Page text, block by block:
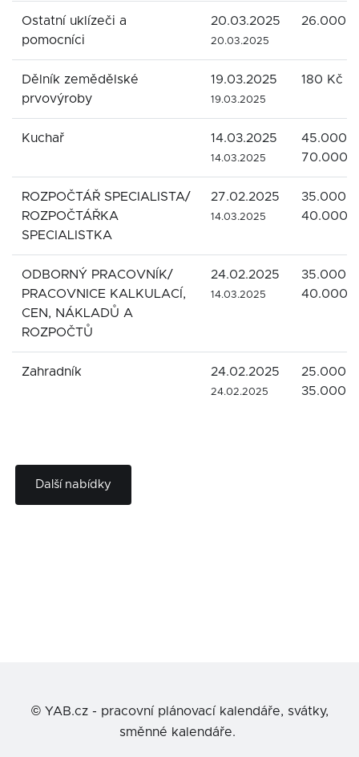
Ostatní uklízeči a
pomocníci
20.03.2025
20.03.2025
26.000
Dělník zemědělské
prvovýroby
19.03.2025
19.03.2025
180 Kč
Kuchař 14.03.2025
14.03.2025
45.000 -
70.000
ROZPOČTÁŘ SPECIALISTA/
ROZPOČTÁŘKA
SPECIALISTKA
27.02.2025
14.03.2025
35.000 -
40.000
ODBORNÝ PRACOVNÍK/
PRACOVNICE KALKULACÍ,
CEN, NÁKLADŮ A
ROZPOČTŮ
24.02.2025
14.03.2025
35.000 -
40.000
Zahradník 24.02.2025
24.02.2025
25.000 -
35.000
Další nabídky
© YAB.cz - pracovní plánovací kalendáře, svátky,
směnné kalendáře.